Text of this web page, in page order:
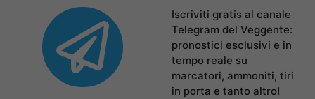
Iscriviti gratis al canale
Telegram del Veggente:
pronostici esclusivi e in
tempo reale su
marcatori, ammoniti, tiri
in porta e tanto altro!